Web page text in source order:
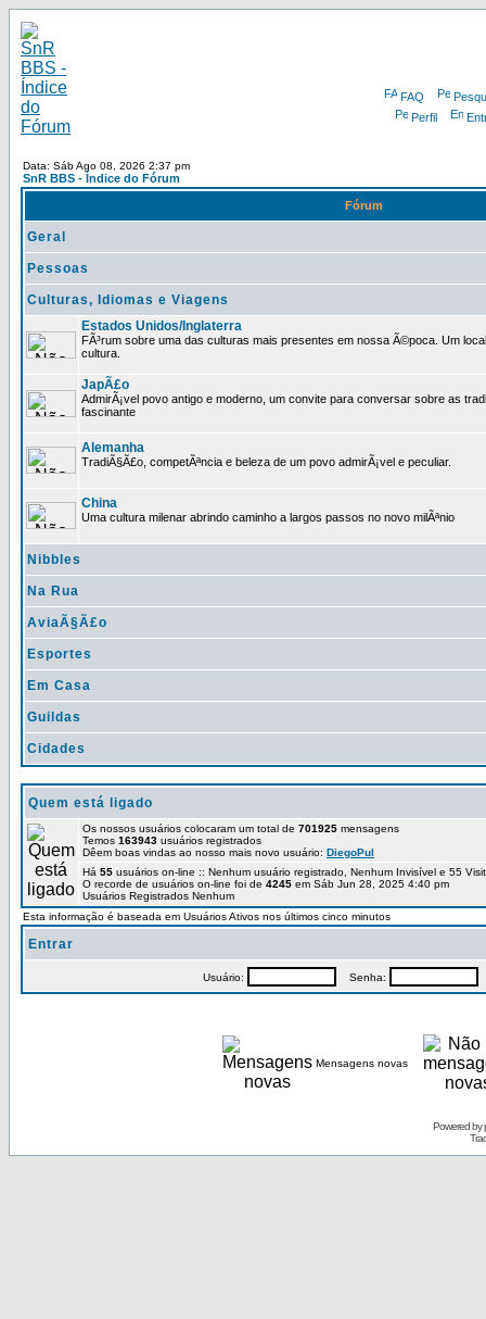
FAQ
Perfil
Data: Sáb Ago 08, 2026 2:37 pm
SnR BBS - Índice do Fórum
Fórum
Geral
Pessoas
Culturas, Idiomas e Viagens
Estados Unidos/Inglaterra
FÃ³rum sobre uma das culturas mais presentes em nossa Ã©poca. Um
cultura.
JapÃ£o
AdmirÃ¡vel povo antigo e moderno, um convite para conversar sobre as
fascinante
Alemanha
TradiÃ§Ã£o, competÃªncia e beleza de um povo admirÃ¡vel e peculiar.
China
Uma cultura milenar abrindo caminho a largos passos no novo milÃªnio
Nibbles
Na Rua
AviaÃ§Ã£o
Esportes
Em Casa
Guildas
Cidades
Quem está ligado
Os nossos usuários colocaram um total de 701925 mensagens
Temos 163943 usuários registrados
Dêem boas vindas ao nosso mais novo usuário: DiegoPul
Há 55 usuários on-line :: Nenhum usuário registrado, Nenhum Invisível e 55
O recorde de usuários on-line foi de 4245 em Sáb Jun 28, 2025 4:40 pm
Usuários Registrados Nenhum
Esta informação é baseada em Usuários Ativos nos últimos cinco minutos
Entrar
Usuário: Senha:
Mensagens novas
Powered by